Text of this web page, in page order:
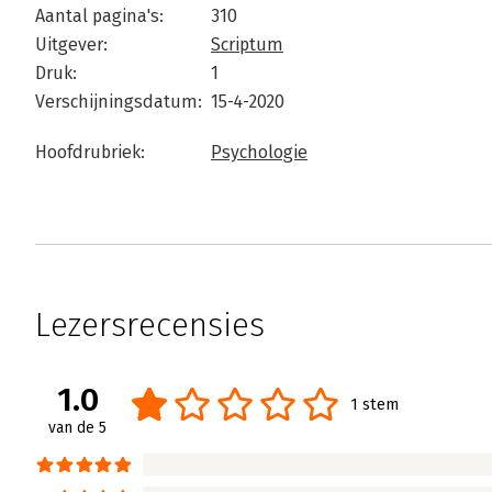
Aantal pagina's:
310
Uitgever:
Scriptum
Druk:
1
Verschijningsdatum: 15-4-2020
Hoofdrubriek: Psychologie
Lezersrecensies
1.0
van de 5
1 stem